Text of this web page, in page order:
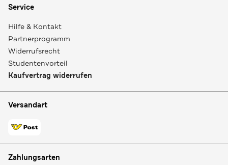
Service
Hilfe & Kontakt
Partnerprogramm
Widerrufsrecht
Studentenvorteil
Kaufvertrag widerrufen
Versandart
Zahlungsarten